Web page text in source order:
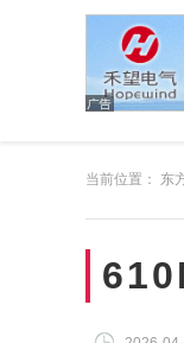
当前位置： 东